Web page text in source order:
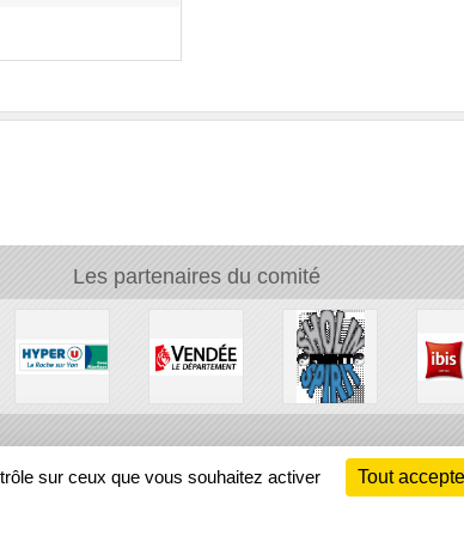
Les partenaires du comité
sur ceux que vous souhaitez activer Tout